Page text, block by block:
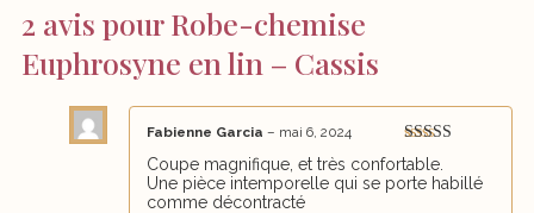
2 avis pourRobe-chemise
Euphrosyne en lin – Cassis
Note
Fabienne Garcia – mai 6, 2024
Coupe magnifique, et très confortable.
Une pièce intemporelle qui se porte habillé
comme décontracté